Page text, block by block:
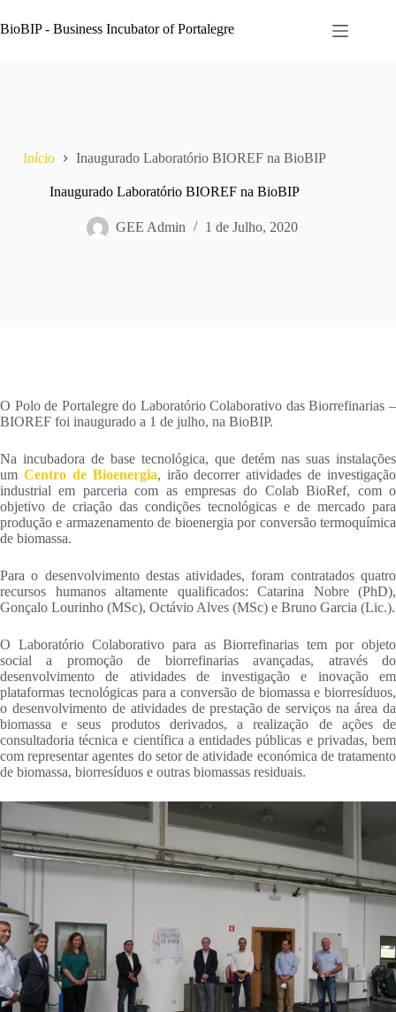
para
o
BioBIP - Business Incubator of Portalegre
Início Inaugurado Laboratório BIOREF na BioBIP
Inaugurado Laboratório BIOREF na BioBIP
GEE Admin 1 de Julho, 2020
O Polo de Portalegre do Laboratório Colaborativo das Biorrefinarias –
BIOREF foi inaugurado a 1 de julho, na BioBIP.
Na incubadora de base tecnológica, que detém nas suas instalações
um Centro de Bioenergia, irão decorrer atividades de investigação
industrial em parceria com as empresas do Colab BioRef, com o
objetivo de criação das condições tecnológicas e de mercado para
produção e armazenamento de bioenergia por conversão termoquímica
de biomassa.
Para o desenvolvimento destas atividades, foram contratados quatro
recursos humanos altamente qualificados: Catarina Nobre (PhD),
Gonçalo Lourinho (MSc), Octávio Alves (MSc) e Bruno Garcia (Lic.).
O Laboratório Colaborativo para as Biorrefinarias tem por objeto
social a promoção de biorrefinarias avançadas, através do
desenvolvimento de atividades de investigação e inovação em
plataformas tecnológicas para a conversão de biomassa e biorresíduos,
o desenvolvimento de atividades de prestação de serviços na área da
biomassa e seus produtos derivados, a realização de ações de
consultadoria técnica e científica a entidades públicas e privadas, bem
com representar agentes do setor de atividade económica de tratamento
de biomassa, biorresíduos e outras biomassas residuais.